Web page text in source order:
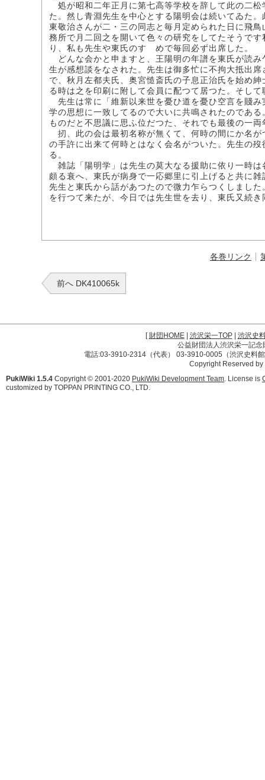
処が昭和二年正月に第七高等学校を辞して此の二
た。然し青淵先生を中心とする陽明会は続いてゐた
東敬治さんが二・三の同志と毎月定められた日に飛
務所で月二回之を開いて色々の研究をしてたそうで
り、私も先生や東氏のすゝめで毎回必ず出席した。
どんな会かと申ますと、王陽明の年譜を東氏が読
生が感想談をなされた。先生は御多忙に不拘大抵出
で、秋月左都夫氏、奥宮慥斎氏の子息正治氏を始め
る時は之を印刷に附して会員に配つて居つた。そし
先生は常に「維新以来世を憂ひ道を憂ひ空言を賤
学の思想に一致してるので大いに共鳴されたのであ
ものだと不思議に思ふ位だつた、それでも最後の一
扨、此の会は最初名称が無くて、何時の間にか名
の手許に出来て何時とはなく会名がついた。先生の
る。
雑誌「陽明学」は先生の莫大なる援助に依り一時
頗る衰へ、東氏が病身で一応郷里に引上げると共に
先生と東氏から話があつたので微力乍らつくしまし
を行つて来たが、今日では先生世を去り、東氏又続
各巻リンク
前へ DK410065k
[財団HOME| 渋沢栄一TOP| 渋沢史
公益財団法人渋沢栄一記
電話:03-3910-2314（代表） 03-3910-0005（渋沢史料
Copyright Reserved
PukiWiki 1.5.4 Copyright © 2001-2020 PukiWiki Development Team. License is
customized by TOPPAN PRINTING CO., LTD.